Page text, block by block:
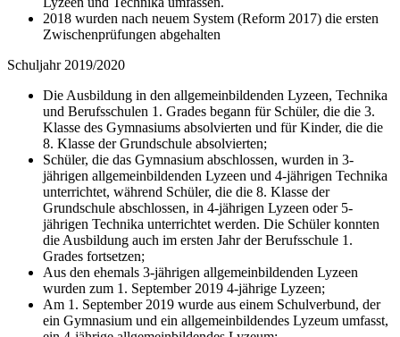
2018 wurden nach neuem System (Reform 2017) die ersten
Zwischenprüfungen abgehalten
Schuljahr 2019/2020
Die Ausbildung in den allgemeinbildenden Lyzeen, Technika
und Berufsschulen 1. Grades begann für Schüler, die die 3.
Klasse des Gymnasiums absolvierten und für Kinder, die die
8. Klasse der Grundschule absolvierten;
Schüler, die das Gymnasium abschlossen, wurden in 3-
jährigen allgemeinbildenden Lyzeen und 4-jährigen Technika
unterrichtet, während Schüler, die die 8. Klasse der
Grundschule abschlossen, in 4-jährigen Lyzeen oder 5-
jährigen Technika unterrichtet werden. Die Schüler konnten
die Ausbildung auch im ersten Jahr der Berufsschule 1.
Grades fortsetzen;
Aus den ehemals 3-jährigen allgemeinbildenden Lyzeen
wurden zum 1. September 2019 4-jährige Lyzeen;
Am 1. September 2019 wurde aus einem Schulverbund, der
ein Gymnasium und ein allgemeinbildendes Lyzeum umfasst,